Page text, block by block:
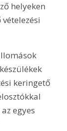
helyeken
keringető
egyes